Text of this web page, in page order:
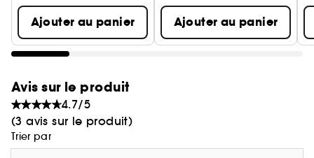
Ajouter au panier Ajouter au panier
Avis sur le produit
4.7/5
(3 avis sur le produit)
Trier par